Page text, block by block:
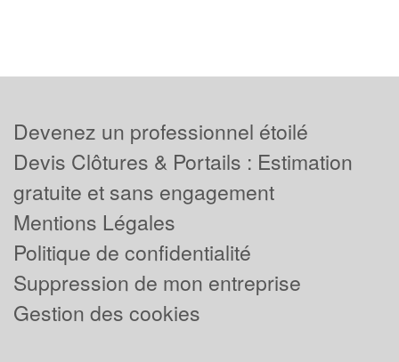
Devenez un professionnel étoilé
Devis Clôtures & Portails : Estimation
gratuite et sans engagement
Mentions Légales
Politique de confidentialité
Suppression de mon entreprise
Gestion des cookies